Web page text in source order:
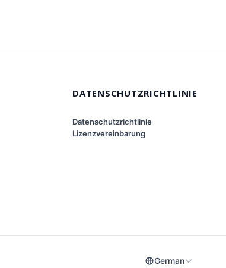
DATENSCHUTZRICHTLINIE
Datenschutzrichtlinie
Lizenzvereinbarung
German